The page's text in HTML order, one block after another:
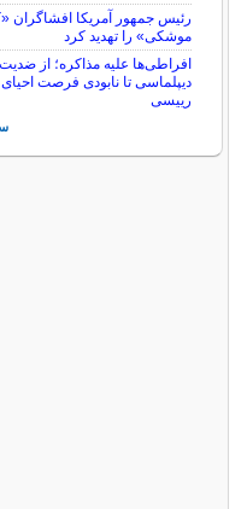
رئیس جمهور آمریکا افشاگران
موشکی» را تهدید کرد
افراطی‌ها علیه مذاکره؛ از ضدیت
دیپلماسی تا نابودی فرصت
رییسی